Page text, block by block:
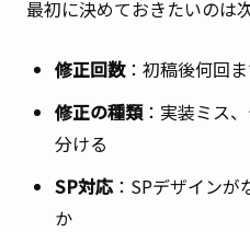
最初に決めておきたいのは
修正回数：初稿後何回
修正の種類：実装ミス
分ける
SP対応：SPデザインが
か